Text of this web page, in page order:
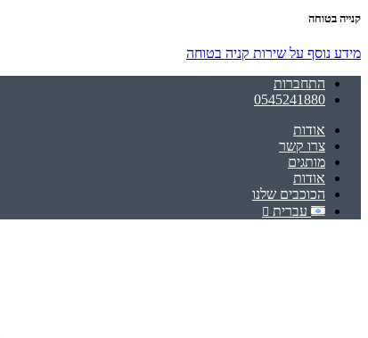
קנייה בטוחה
מידע נוסף על שירות קניה בטוחה
התחברות
0545241880
אודות
צרו קשר
מותגים
אודות
הכוכבים שלנו
עברית